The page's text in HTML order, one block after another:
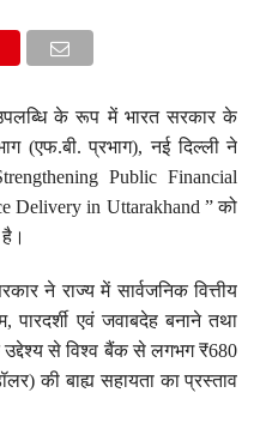
के रूप में भारत सरकार के
(एफ.बी. प्रभाग), नई दिल्ली ने
Public Financial
Delivery in Uttarakhand ” को
ने राज्य में सार्वजनिक वित्तीय
एवं जवाबदेह बनाने तथा
से विश्व बैंक से लगभग ₹680
की बाह्य सहायता का प्रस्ताव